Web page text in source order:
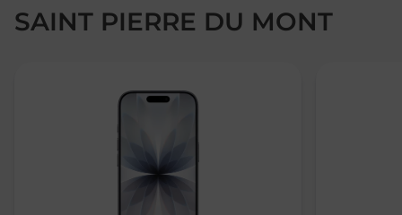
SAINT PIERRE DU MONT